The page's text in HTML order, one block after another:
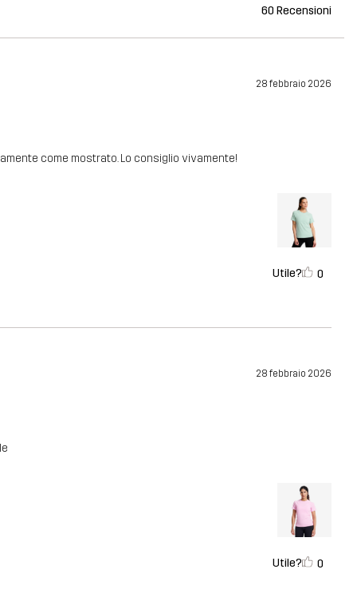
60 Recensioni
28 febbraio 2026
come mostrato. Lo consiglio vivamente!
Utile? 0
28 febbraio 2026
Utile? 0